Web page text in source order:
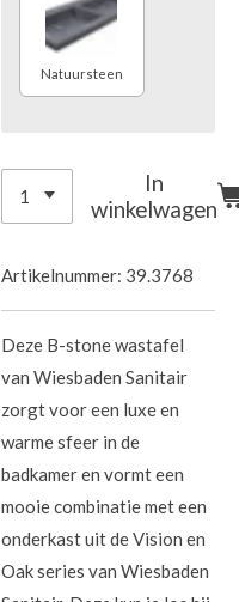
Natuursteen
In
winkelwagen
Artikelnummer: 39.3768
Deze B-stone wastafel
van Wiesbaden Sanitair
zorgt voor een luxe en
warme sfeer in de
badkamer en vormt een
mooie combinatie met een
onderkast uit de Vision en
Oak series van Wiesbaden